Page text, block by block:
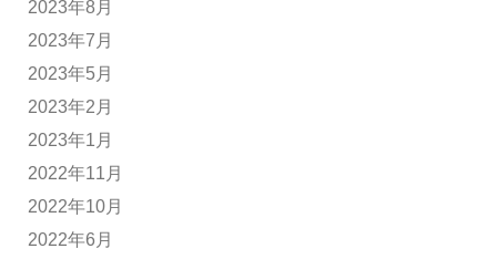
2023年8月
2023年7月
2023年5月
2023年2月
2023年1月
2022年11月
2022年10月
2022年6月